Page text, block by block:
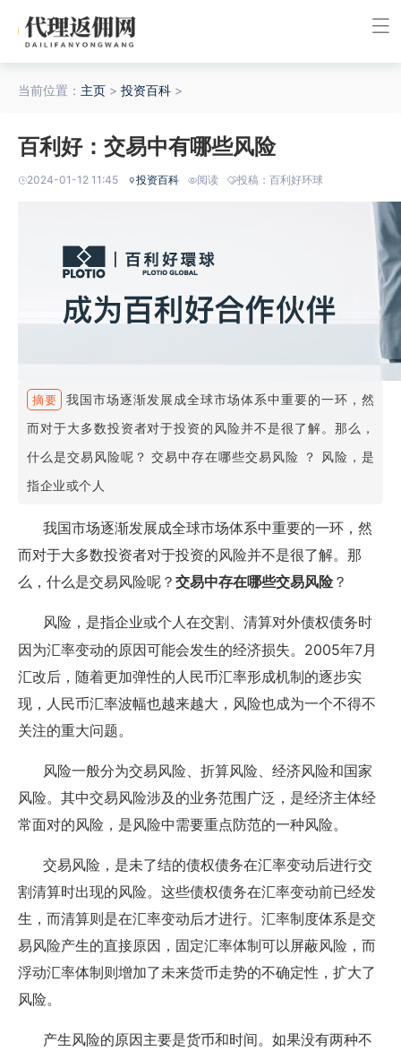
当前位置： 主页 > 投资百科 >
百利好：交易中有哪些风险
2024-01-12 11:45 投资百科 阅读 投稿：百利好环球
摘要
我国市场逐渐发展成全球市场体系中重要的一环，然
而对于大多数投资者对于投资的风险并不是很了解。那么，
什么是交易风险呢？ 交易中存在哪些交易风险 ？ 风险，是
指企业或个人
我国市场逐渐发展成全球市场体系中重要的一环，然
而对于大多数投资者对于投资的风险并不是很了解。那
么，什么是交易风险呢？ 交易中存在哪些交易风险？
风险，是指企业或个人在交割、清算对外债权债务时
因为汇率变动的原因可能会发生的经济损失。 2005年7月
汇改后，随着更加弹性的人民币汇率形成机制的逐步实
现，人民币汇率波幅也越来越大，风险也成为一个不得不
关注的重大问题。
风险一般分为交易风险、折算风险、经济风险和国家
风险。其中交易风险涉及的业务范围广泛，是经济主体经
常面对的风险，是风险中需要重点防范的一种风险。
交易风险，是未了结的债权债务在汇率变动后进行交
割清算时出现的风险。这些债权债务在汇率变动前已经发
生，而清算则是在汇率变动后才进行。汇率制度体系是交
易风险产生的直接原因，固定汇率体制可以屏蔽风险，而
浮动汇率体制则增加了未来货币走势的不确定性，扩大了
风险。
产生风险的原因主要是货币和时间。如果没有两种不